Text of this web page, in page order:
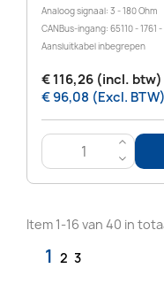
Analoog signaal: 3 - 180 Ohm
CANBus-ingang: 65110 - 1761
Aansluitkabel inbegrepen
€ 116,26 (incl. btw)
€ 96,08 (Excl. BTW)
>
<
Item 1-16 van 40 in
1 2 3